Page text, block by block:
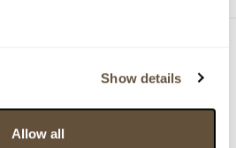
Show details
Allow all